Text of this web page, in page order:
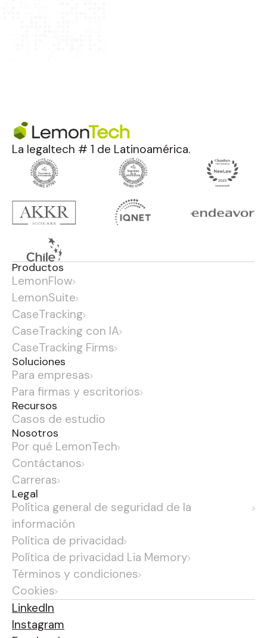
La legaltech # 1 de Latinoamérica.
Productos
LemonFlow
LemonSuite
CaseTracking
CaseTracking con IA
CaseTracking Firms
Soluciones
Para empresas
Para firmas y escritorios
Recursos
Casos de estudio
Nosotros
Por qué LemonTech
Contáctanos
Carreras
Legal
Política general de seguridad de la
información
Política de privacidad
Política de privacidad Lia Memory
Términos y condiciones
Cookies
LinkedIn
Instagram